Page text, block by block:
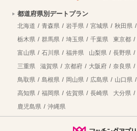
2026年8月6日
2026年8月6日
2026年8月6日
2026年8月3日
2026年7月30日
2026年7月30日
都道府県別デートプラン
北海道 青森県 岩手県 宮城県 秋田県
栃木県
群馬県 埼玉県 千葉県 東京都
富山県
石川県 福井県 山梨県 長野県
三重県
滋賀県 京都府 大阪府 奈良県
鳥取県
島根県 岡山県 広島県 山口県
高知県
福岡県 佐賀県 長崎県 大分県
鹿児島県
沖縄県